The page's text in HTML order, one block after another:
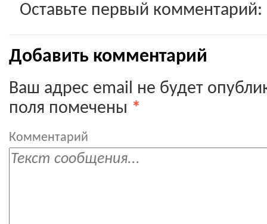
Оставьте первый комментарий:
Добавить комментарий
Ваш адрес email не будет
поля помечены *
Комментарий